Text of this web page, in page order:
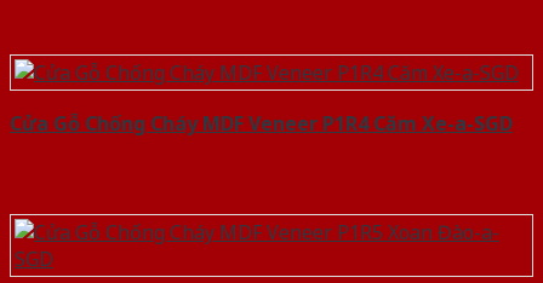
Cửa Gỗ Chống Cháy MDF Veneer P1R4 Căm Xe-a-SGD